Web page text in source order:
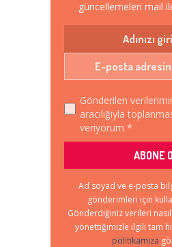
güncellemeleri mail
Gönderilen
aracılığıyla
veriyorum *
Ad soyad ve e-posta
gönderimleri için
Gönderdiğiniz verileri
yönettiğimizle ilgili tam
politikamıza